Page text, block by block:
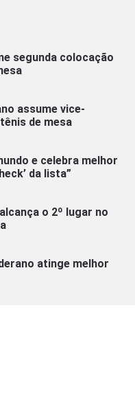
segunda colocação
assume vice-
de mesa
e celebra melhor
da lista”
o 2º lugar no
atinge melhor